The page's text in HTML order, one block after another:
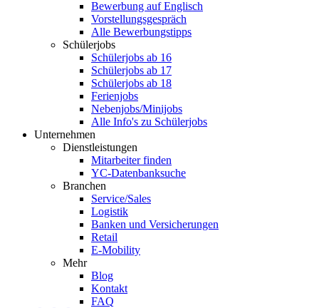
Bewerbung auf Englisch
Vorstellungsgespräch
Alle Bewerbungstipps
Schülerjobs
Schülerjobs ab 16
Schülerjobs ab 17
Schülerjobs ab 18
Ferienjobs
Nebenjobs/Minijobs
Alle Info's zu Schülerjobs
Unternehmen
Dienstleistungen
Mitarbeiter finden
YC-Datenbanksuche
Branchen
Service/Sales
Logistik
Banken und Versicherungen
Retail
E-Mobility
Mehr
Blog
Kontakt
FAQ